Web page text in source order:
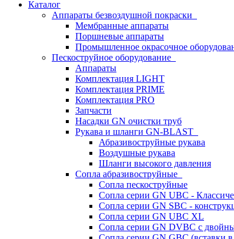
Каталог
Аппараты безвоздушной покраски
Мембранные аппараты
Поршневые аппараты
Промышленное окрасочное
Пескоструйное оборудование
Аппараты
Комплектация LIGHT
Комплектация PRIME
Комплектация PRO
Запчасти
Насадки GN очистки труб
Рукава и шланги GN-BLAST
Абразивоструйные рукава
Воздушные рукава
Шланги высокого давления
Сопла абразивоструйные
Сопла пескоструйные
Сопла серии GN UBC -
Сопла серии GN SBC -
Сопла серии GN UBC XL
Сопла серии GN DVBC с